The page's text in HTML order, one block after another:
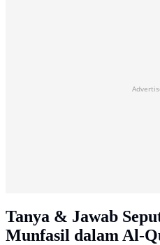
Tanya & Jawab
Munfasil dalam Al-